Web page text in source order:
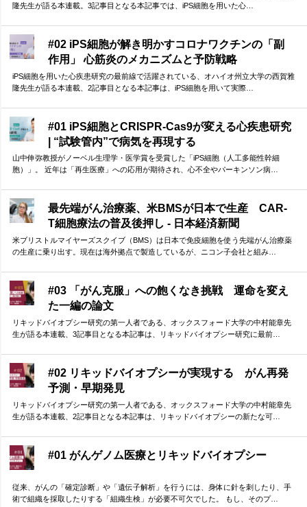
隆先生が語る本連載。3記事目となる本記事では、iPS細胞を用いた心…
#02 iPS細胞が解き明かすコロナワクチンの「副
作用」 心筋炎のメカニズムと予防戦略
iPS細胞を用いた心疾患研究の最前線で活躍されている、オハイオ州立大学の西賀雅
隆先生が語る本連載、2記事目となる本記事は、iPS細胞を用いて実際…
#01 iPS細胞とCRISPR-Cas9が変える心疾患研究
| “試験管内”で病気を再現する
山中伸弥教授がノーベル生理学・医学賞を受賞した「iPS細胞（人工多能性幹細
胞）」。 近年は「再生医療」への応用が期待され、心不全やパーキンソン病…
最先端がん治療薬、米BMSが日本で生産 CAR-
T細胞療法の普及後押し - 日本経済新聞
米ブリストルマイヤーズスクイブ（BMS）は日本で免疫細胞を使う先端がん治療薬
の生産に乗り出す。現在は海外拠点で製造しているが、ニコン子会社と組み…
#03 「がん克服」への飽くなき挑戦 運命を変え
た一編の論文
リキッドバイオプシー研究の第一人者である、オックスフォード大学の中村能章先
生が語る本連載、3記事目となる本記事は、リキッドバイオプシー研究に最前…
#02 リキッドバイオプシーが実現する がん再発
予測・早期発見
リキッドバイオプシー研究の第一人者である、オックスフォード大学の中村能章先
生が語る本連載、2記事目となる本記事は、リキッドバイオプシーの新たな可…
#01 がんゲノム医療とリキッドバイオプシー
従来、がんの「確定診断」や「遺伝子解析」を行うには、身体に針を刺したり、手
術で組織を採取したりする「組織生検」が必要不可欠でした。 もし、そのプ…